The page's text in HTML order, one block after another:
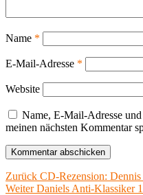
Name *
E-Mail-Adresse *
Website
Name, E-Mail-Adresse
meinen nächsten Kommentar
Beitragsnavigation
Zurück Vorheriger
Beitrag:
CD-Rezension:
Weiter Nächster
Daniels Anti-Klassiker